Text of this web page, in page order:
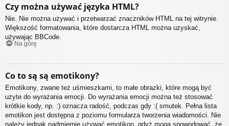
Czy można używać języka HTML?
Nie. Nie można używać i przetwarzać znaczników HTML na tej witrynie.
Większość formatowania, które dostarcza HTML można uzyskać,
używając BBCode.
Na górę
Co to są są emotikony?
Emotikony, zwane też uśmieszkami, to małe obrazki, które mogą być
użyte do wyrażania emocji. Do wyrażania emocji można też stosować
krótkie kody, np. :) oznacza radość, podczas gdy :( smutek. Pełna lista
emotikon jest dostępna z poziomu formularza tworzenia wiadomości. Nie
należy jednak nadmiernie używać emotikon, gdyż mogą spowodować, że